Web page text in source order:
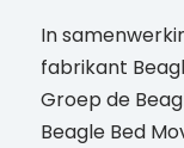
In
fabrikant
Groep de
Beagle Bed